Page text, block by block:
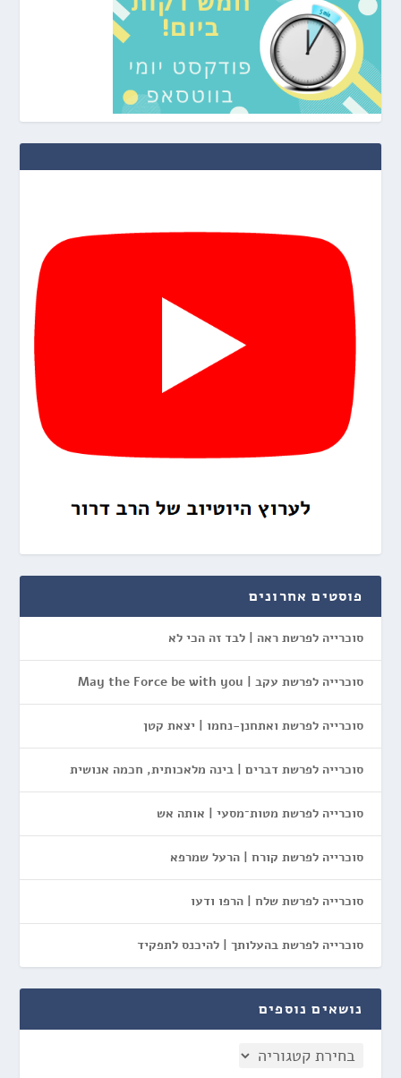
פוסטים אחרונים
סוכרייה לפרשת ראה | לבד זה הכי לא
סוכרייה לפרשת עקב | May the Force be with you
סוכרייה לפרשת ואתחנן-נחמו | יצאת קטן
סוכרייה לפרשת דברים | בינה מלאכותית, חכמה אנושית
סוכרייה לפרשת מטות־מסעי | אותה אש
סוכרייה לפרשת קורח | הרעל שמרפא
סוכרייה לפרשת שלח | הרפו ודעו
סוכרייה לפרשת בהעלותך | להיכנס לתפקיד
נושאים נוספים